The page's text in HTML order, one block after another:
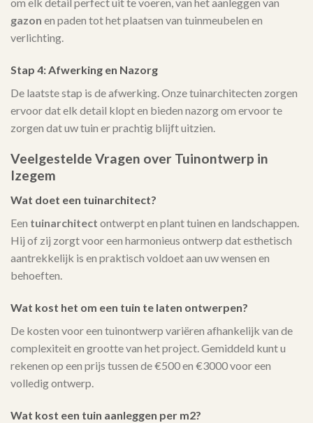
gazon en paden tot het plaatsen van tuinmeubelen en
verlichting.
Stap 4: Afwerking en Nazorg
De laatste stap is de afwerking. Onze tuinarchitecten zorgen
ervoor dat elk detail klopt en bieden nazorg om ervoor te
zorgen dat uw tuin er prachtig blijft uitzien.
Veelgestelde Vragen over Tuinontwerp in
Izegem
Wat doet een tuinarchitect?
Een tuinarchitect ontwerpt en plant tuinen en landschappen.
Hij of zij zorgt voor een harmonieus ontwerp dat esthetisch
aantrekkelijk is en praktisch voldoet aan uw wensen en
behoeften.
Wat kost het om een tuin te laten ontwerpen?
De kosten voor een tuinontwerp variëren afhankelijk van de
complexiteit en grootte van het project. Gemiddeld kunt u
rekenen op een prijs tussen de €500 en €3000 voor een
volledig ontwerp.
Wat kost een tuin aanleggen per m2?